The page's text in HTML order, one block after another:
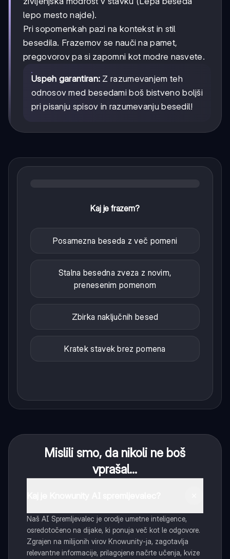
lepo mesto najde).
Pri sopomenkah pazi na kontekst in stil
besedila. Frazemov se nauči na pamet,
pregovorov pa si zapomni kot modre nasvete.
Uspeh garantiran: Z razumevanjem teh
odnosov med besedami boš bistveno boljši
pri pisanju spisov in razumevanju besedil!
Kaj je frazem?
Posamezna beseda z več pomeni
Stalna besedna zveza z novim,
prenesenim pomenom
Zbirka naključnih besed
Kratek stavek brez pomena
Mislili smo, da nikoli ne boš
vprašal...
Naš AI Spremljevalec je orodje umetne inteligence,
osredotočeno na dijake, ki ponuja več kot le odgovore.
Zgrajen na milijonih virov Knowunity-ja, zagotavlja
relevantne informacije, prilagojene načrte učenja, kvize